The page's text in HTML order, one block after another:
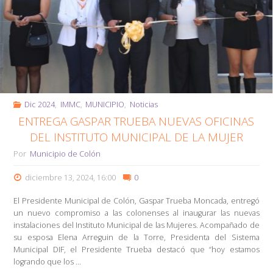
vamos
para
adelante
en
el
camino
Trueba"
Dic 2024, IMMC, MUNICIPIO, Noticias
ENTREGA GASPAR TRUEBA NUEVAS OFICINAS
DEL INSTITUTO MUNICIPAL DE LA MUJER
Por Municipio de Colón
diciembre 13, 2024, 16:00 0
El Presidente Municipal de Colón, Gaspar Trueba Moncada, entregó
un nuevo compromiso a las colonenses al inaugurar las nuevas
instalaciones del Instituto Municipal de las Mujeres. Acompañado de
su esposa Elena Arreguin de la Torre, Presidenta del Sistema
Municipal DIF, el Presidente Trueba destacó que “hoy estamos
logrando que los …